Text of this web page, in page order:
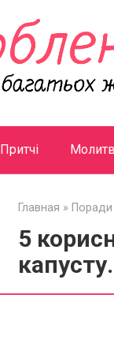
Притчі
Главная » Поради
5